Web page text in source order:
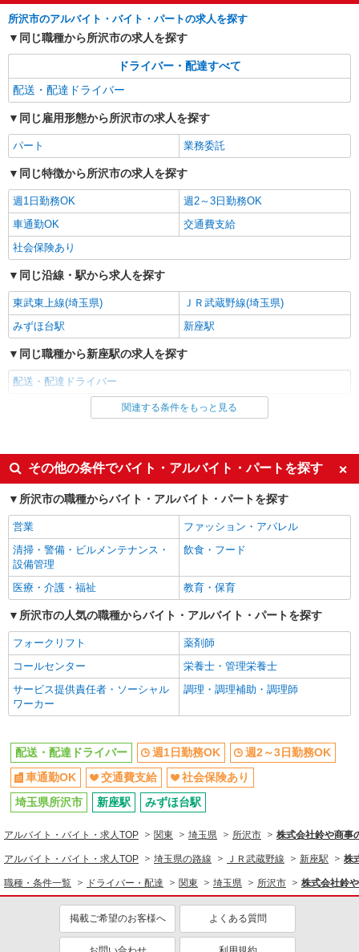
所沢市のアルバイト・バイト・パートの求人を探す
同じ職種から所沢市の求人を探す
ドライバー・配達すべて
配送・配達ドライバー
同じ雇用形態から所沢市の求人を探す
パート 業務委託
同じ特徴から所沢市の求人を探す
週1日勤務OK
週2～3日勤務OK
車通勤OK
交通費支給
社会保険あり
同じ沿線・駅から求人を探す
東武東上線(埼玉県)
ＪＲ武蔵野線(埼玉県)
みずほ台駅
新座駅
同じ職種から新座駅の求人を探す
配送・配達ドライバー
同じ雇用形態から新座駅の求人を探す
同じ特徴から新座駅の求人を探す
週1日勤務OK
週2～3日勤務OK
車通勤OK
交通費支給
社会保険あり
同じ職種から求人を探す
ドライバー・配達
配送・配達ドライバー
同じ特徴から求人を探す
週1日勤務OK
週2～3日勤務OK
車通勤OK
交通費支給
関連する条件をもっと見る
その他の条件でバイト・アルバイト・パートを探す
所沢市の職種からバイト・アルバイト・パートを探す
営業
ファッション・アパレル
清掃・警備・ビルメンテナンス・
設備管理
飲食・フード
医療・介護・福祉 教育・保育
所沢市の人気の職種からバイト・アルバイト・パートを探す
フォークリフト
薬剤師
コールセンター
栄養士・管理栄養士
サービス提供責任者・ソーシャル
ワーカー
調理・調理補助・調理師
配送・配達ドライバー 週1日勤務OK
週2～3日勤務OK
車通勤OK
交通費支給
社会保険あり
埼玉県所沢市
新座駅 みずほ台駅
アルバイト・バイト・求人TOP 関東 埼玉県 所沢市 株式会社鈴や商事
アルバイト・バイト・求人TOP 埼玉県の路線 ＪＲ武蔵野線 新座駅 株
職種・条件一覧 ドライバー・配達 関東 埼玉県 所沢市 株式会社鈴
掲載ご希望のお客様へ よくある質問